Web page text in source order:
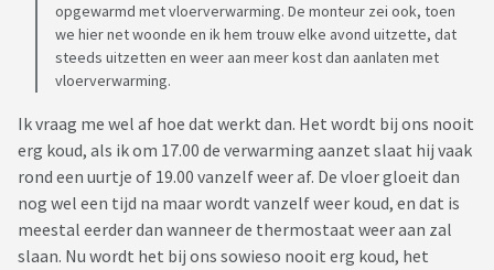
opgewarmd met vloerverwarming. De monteur zei ook, toen
we hier net woonde en ik hem trouw elke avond uitzette, dat
steeds uitzetten en weer aan meer kost dan aanlaten met
vloerverwarming.
Ik vraag me wel af hoe dat werkt dan. Het wordt bij ons nooit
erg koud, als ik om 17.00 de verwarming aanzet slaat hij vaak
rond een uurtje of 19.00 vanzelf weer af. De vloer gloeit dan
nog wel een tijd na maar wordt vanzelf weer koud, en dat is
meestal eerder dan wanneer de thermostaat weer aan zal
slaan. Nu wordt het bij ons sowieso nooit erg koud, het